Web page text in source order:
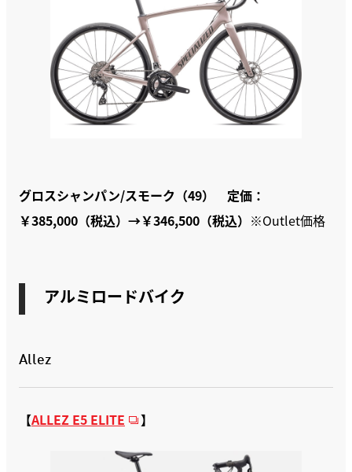
グロスシャンパン/スモーク（49） 定価：
￥385,000（税込）→￥346,500（税込） ※Outlet価格
アルミロードバイク
Allez
【ALLEZ E5 ELITE 】